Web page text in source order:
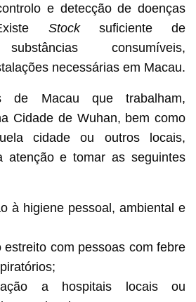
e detecção de doenças
Stocksuficiente de
consumíveis,
necessárias em Macau.
de Macau que trabalham,
Cidade de Wuhan, bem como
cidade ou outros locais,
atenção e tomar as seguintes
à higiene pessoal, ambiental e
estreito com pessoas com febre
a hospitais locais ou